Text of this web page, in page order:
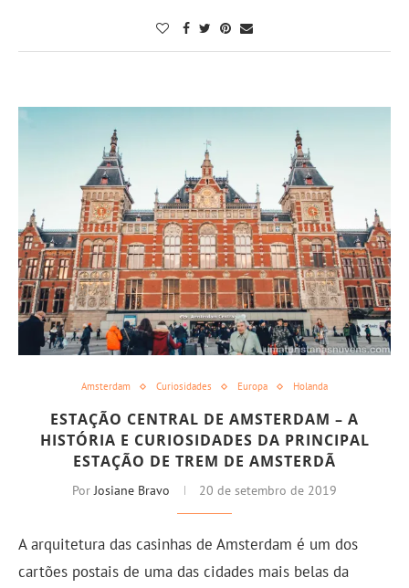
Amsterdam Curiosidades Europa Holanda
ESTAÇÃO CENTRAL DE AMSTERDAM – A
HISTÓRIA E CURIOSIDADES DA PRINCIPAL
ESTAÇÃO DE TREM DE AMSTERDÃ
PorJosiane Bravo 20 de setembro de 2019
A arquitetura das casinhas de Amsterdam é um dos
cartões postais de uma das cidades mais belas da